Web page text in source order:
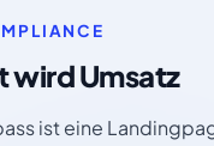
wird Umsatz
ist eine